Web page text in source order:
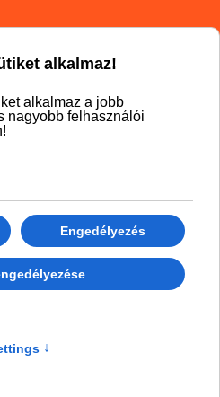
alkalmaz!
alkalmaz a jobb
nagyobb felhasználói
Engedélyezés
↑
tubes